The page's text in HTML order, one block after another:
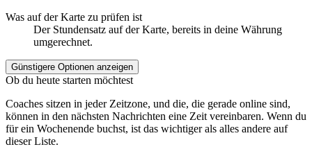
Was auf der Karte zu prüfen ist
Der Stundensatz auf der Karte, bereits in deine Währung
umgerechnet.
Günstigere Optionen anzeigen
Ob du heute starten möchtest
Coaches sitzen in jeder Zeitzone, und die, die gerade online sind,
können in den nächsten Nachrichten eine Zeit vereinbaren. Wenn du
für ein Wochenende buchst, ist das wichtiger als alles andere auf
dieser Liste.